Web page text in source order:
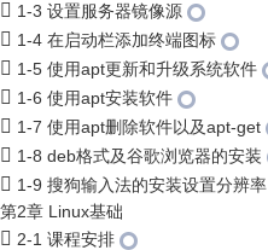
1-3 设置服务器镜像源
1-4 在启动栏添加终端图标
1-5 使用apt更新和升级系统软件
1-6 使用apt安装软件
1-7 使用apt删除软件以及apt-get
1-8 deb格式及谷歌浏览器的安装
1-9 搜狗输入法的安装设置分辨率
第2章 Linux基础
2-1 课程安排